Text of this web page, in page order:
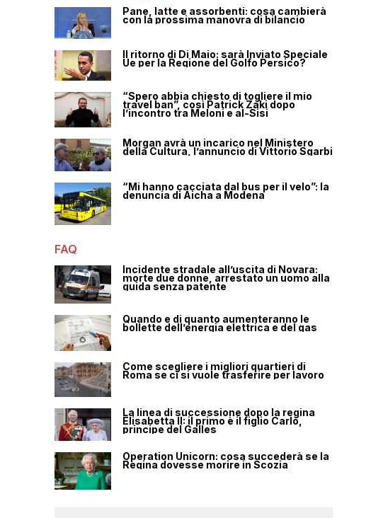
Pane, latte e assorbenti: cosa cambierà
con la prossima manovra di bilancio
Il ritorno di Di Maio: sarà Inviato Speciale
Ue per la Regione del Golfo Persico?
“Spero abbia chiesto di togliere il mio
travel ban”, così Patrick Zaki dopo
l’incontro tra Meloni e al-Sisi
Morgan avrà un incarico nel Ministero
della Cultura, l’annuncio di Vittorio Sgarbi
“Mi hanno cacciata dal bus per il velo”: la
denuncia di Aicha a Modena
FAQ
Incidente stradale all’uscita di Novara:
morte due donne, arrestato un uomo alla
guida senza patente
Quando e di quanto aumenteranno le
bollette dell’energia elettrica e del gas
Come scegliere i migliori quartieri di
Roma se ci si vuole trasferire per lavoro
La linea di successione dopo la regina
Elisabetta II: il primo è il figlio Carlo,
principe del Galles
Operation Unicorn: cosa succederà se la
Regina dovesse morire in Scozia